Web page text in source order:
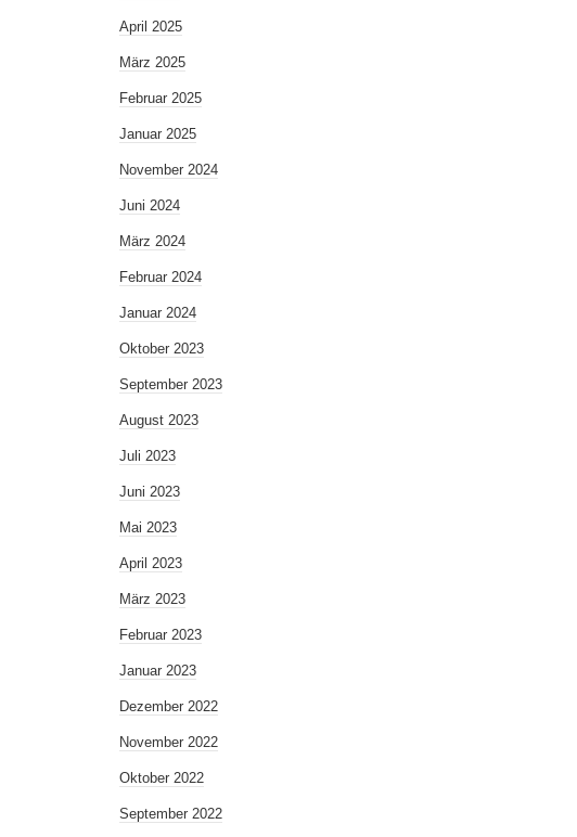
April 2025
März 2025
Februar 2025
Januar 2025
November 2024
Juni 2024
März 2024
Februar 2024
Januar 2024
Oktober 2023
September 2023
August 2023
Juli 2023
Juni 2023
Mai 2023
April 2023
März 2023
Februar 2023
Januar 2023
Dezember 2022
November 2022
Oktober 2022
September 2022